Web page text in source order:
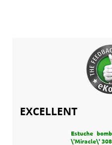
EXCELLENT
Estuche
\'Miracle\'